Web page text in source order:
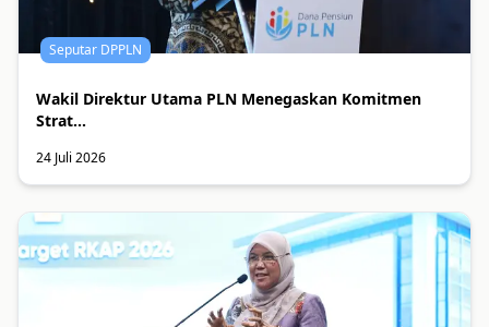
Seputar DPPLN
Wakil Direktur Utama PLN Menegaskan Komitmen
Strat...
24 Juli 2026